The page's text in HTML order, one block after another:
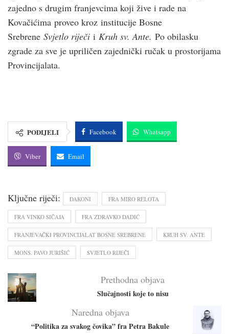
zajedno s drugim franjevcima koji žive i rade na
Kovačićima proveo kroz institucije Bosne
Srebrene Svjetlo riječi i Kruh sv. Ante. Po obilasku
zgrade za sve je upriličen zajednički ručak u prostorijama
Provincijalata.
PODIJELI Facebook Whatsapp
Viber Email
Ključne riječi: ĐAKONI FRA MIRO RELOTA
FRA VINKO SIČAJA FRA ZDRAVKO DADIĆ
FRANJEVAČKI PROVINCIJALAT BOSNE SREBRENE KRUH SV. ANTE
MONS. PAVO JURIŠIĆ SVJETLO RIJEČI
Prethodna objava
Slučajnosti koje to nisu
Naredna objava
“Politika za svakog čovika” fra Petra Bakule